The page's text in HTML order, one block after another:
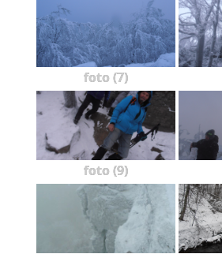
foto (7)
foto (9)